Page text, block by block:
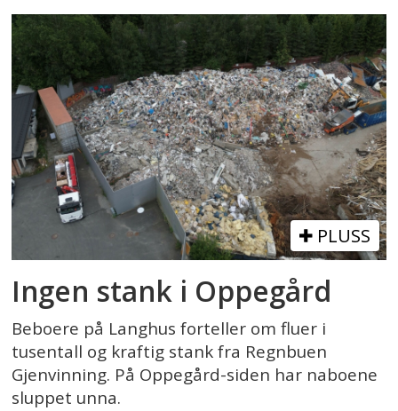
PLUSS
Ingen stank i Oppegård
Beboere på Langhus forteller om fluer i
tusentall og kraftig stank fra Regnbuen
Gjenvinning. På Oppegård-siden har naboene
sluppet unna.